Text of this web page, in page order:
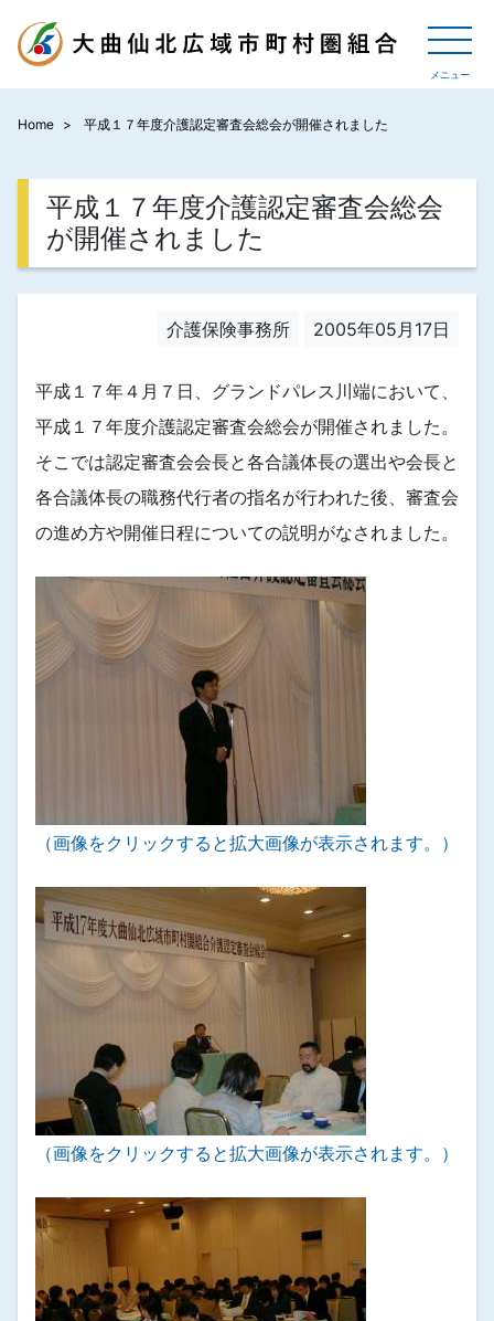
Home 平成１７年度介護認定審査会総会が開催されました
平成１７年度介護認定審査会総会
が開催されました
介護保険事務所 2005年05月17日
平成１７年４月７日、グランドパレス川端において、
平成１７年度介護認定審査会総会が開催されました。
そこでは認定審査会会長と各合議体長の選出や会長と
各合議体長の職務代行者の指名が行われた後、審査会
の進め方や開催日程についての説明がなされました。
（画像をクリックすると拡大画像が表示されます。）
（画像をクリックすると拡大画像が表示されます。）